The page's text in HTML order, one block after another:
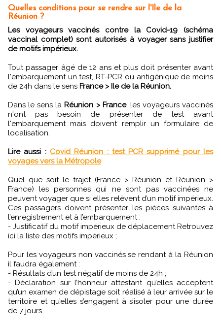
Quelles conditions pour se rendre sur l'Ile de la
Réunion ?
Les voyageurs vaccinés contre la Covid-19 (schéma
vaccinal complet) sont autorisés à voyager sans justifier
de motifs impérieux.
Tout passager âgé de 12 ans et plus doit présenter avant
l'embarquement un test, RT-PCR ou antigénique de moins
de 24h dans le sens France > Ile de la Réunion.
Dans le sens la Réunion > France, les voyageurs vaccinés
n'ont pas besoin de présenter de test avant
l'embarquement mais doivent remplir un formulaire de
localisation.
Lire aussi : Covid Réunion : test PCR supprimé pour les
voyages vers la Métropole
Quel que soit le trajet (France > Réunion et Réunion >
France) les personnes qui ne sont pas vaccinées ne
peuvent voyager que si elles relèvent d’un motif impérieux.
Ces passagers doivent présenter les pièces suivantes à
l’enregistrement et à l’embarquement :
- Justificatif du motif impérieux de déplacement Retrouvez
ici la liste des motifs impérieux ;
Pour les voyageurs non vaccinés se rendant à la Réunion
il faudra également :
- Résultats d’un test négatif de moins de 24h ;
- Déclaration sur l’honneur attestant qu’elles acceptent
qu’un examen de dépistage soit réalisé à leur arrivée sur le
territoire et qu’elles s’engagent à s’isoler pour une durée
de 7 jours.